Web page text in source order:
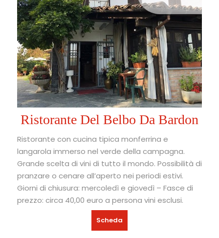
Ristorante Del Belbo Da Bardon
Ristorante con cucina tipica monferrina e
langarola immerso nel verde della campagna.
Grande scelta di vini di tutto il mondo. Possibilità di
pranzare o cenare all’aperto nei periodi estivi.
Giorni di chiusura: mercoledì e giovedì – Fasce di
prezzo: circa 40,00 euro a persona vini esclusi.
Scheda